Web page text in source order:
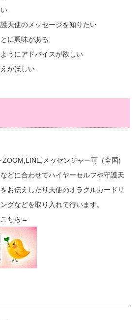
天使のメッセージを知りたい
に興味がある
うにアドバイスが欲しい
がほしい
メッセンジャー可（全国)
どに合わせてハイヤーセルフや守護天
お伝えしたり天使のオラクルカードリ
グなどを取り入れて行います。
こちら→